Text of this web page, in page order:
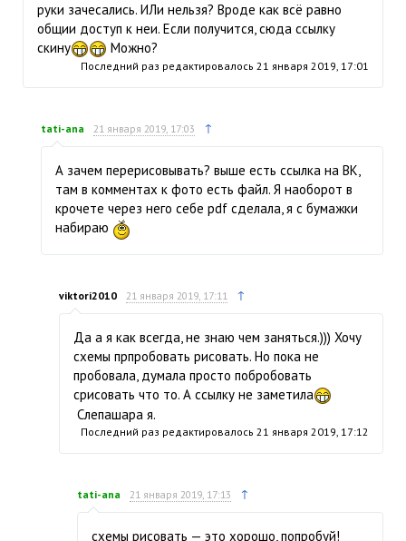
руки зачесались. ИЛи нельзя? Вроде как всё равно
общии доступ к неи. Если получится, сюда ссылку
скину
Можно?
Последний раз редактировалось 21 января 2019, 17:01
tati-ana 21 января 2019, 17:03 ↑
А зачем перерисовывать? выше есть ссылка на ВК,
там в комментах к фото есть файл. Я наоборот в
крочете через него себе pdf сделала, я с бумажки
набираю
viktori2010 21 января 2019, 17:11 ↑
Да а я как всегда, не знаю чем заняться.))) Хочу
схемы прпробовать рисовать. Но пока не
пробовала, думала просто побробовать
срисовать что то. А ссылку не заметила
Слепашара я.
Последний раз редактировалось 21 января 2019, 17:12
tati-ana 21 января 2019, 17:13 ↑
схемы рисовать — это хорошо, попробуй!